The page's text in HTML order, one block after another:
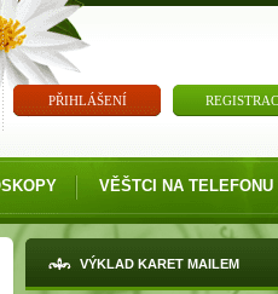
PŘIHLÁŠENÍ
VĚŠTCI NA TELEFONU
VÝKLAD KARET MAILEM